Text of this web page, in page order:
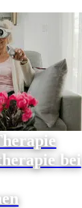
bei